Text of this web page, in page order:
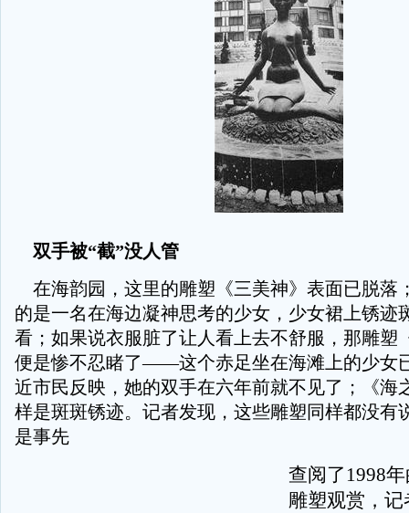
双手被“截”没人管
在海韵园，这里的雕塑《三美神》表面已脱落
的是一名在海边凝神思考的少女，少女裙上锈迹
看；如果说衣服脏了让人看上去不舒服，那雕塑
便是惨不忍睹了——这个赤足坐在海滩上的少女
近市民反映，她的双手在六年前就不见了；《海
样是斑斑锈迹。记者发现，这些雕塑同样都没有
是事先
查阅了1998
雕塑观赏，